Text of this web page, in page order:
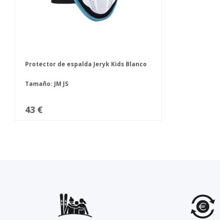
Protector de espalda Jeryk Kids Blanco
Tamaño: JM JS
43 €